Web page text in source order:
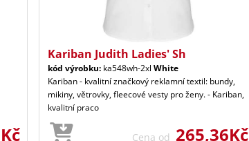
Kariban Judith Ladies' Sh
kód výrobku: ka548wh-2xl White
Kariban - kvalitní značkový reklamní textil: bundy,
mikiny, větrovky, fleecové vesty pro ženy. - Kariban,
kvalitní praco
Cena od 265,36Kč